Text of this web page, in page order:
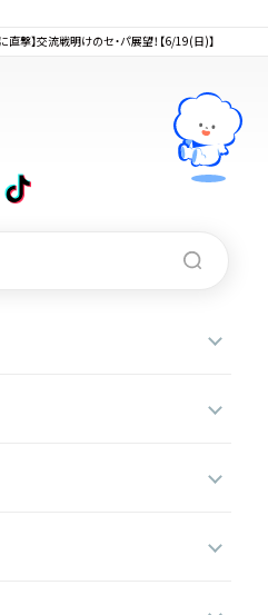
撃】交流戦明けのセ・パ展望！【6/19(日)】